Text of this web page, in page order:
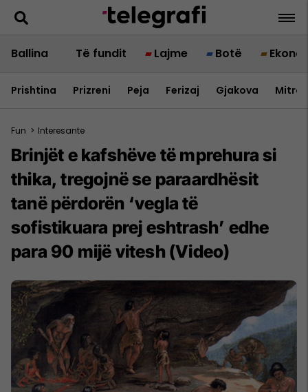
Ballina Të fundit Lajme Botë
Prishtina Prizreni Peja Ferizaj Gjakova
Fun > Interesante
Brinjët e kafshëve të mprehura si
thika, tregojnë se paraardhësit
tanë përdorën ‘vegla të
sofistikuara prej eshtrash’ edhe
para 90 mijë vitesh (Video)